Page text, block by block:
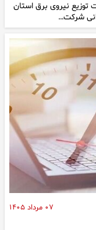
توزیع نیروی برق استان
شرکت…
۰۷ مرداد ۱۴۰۵